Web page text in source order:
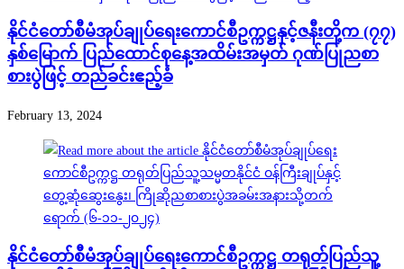
နိုင်ငံတော်စီမံအုပ်ချုပ်ရေးကောင်စီဥက္ကဋ္ဌနှင့်ဇနီးတို့က (၇၇)
နှစ်မြောက် ပြည်ထောင်စုနေ့အထိမ်းအမှတ် ဂုဏ်ပြုညစာ
စားပွဲဖြင့် တည်ခင်းဧည့်ခံ
February 13, 2024
နိုင်ငံတော်စီမံအုပ်ချုပ်ရေးကောင်စီဥက္ကဋ္ဌ တရုတ်ပြည်သူ့